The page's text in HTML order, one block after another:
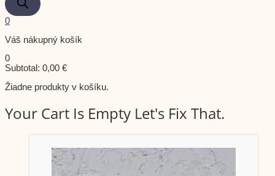
0
Váš nákupný košík
0
Subtotal: 0,00 €
Žiadne produkty v košíku.
Your Cart Is Empty Let's Fix That.